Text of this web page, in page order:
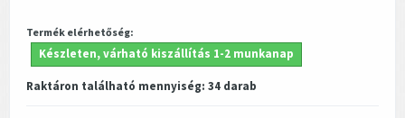
Termék elérhetőség:
Készleten, várható kiszállítás 1-2 munkanap
Raktáron található mennyiség: 34 darab